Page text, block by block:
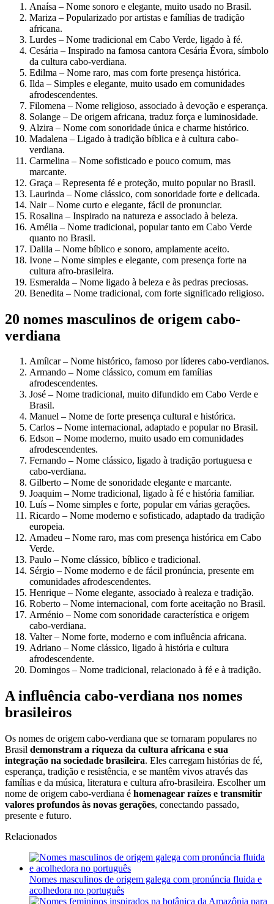
Anaísa – Nome sonoro e elegante, muito usado no Brasil.
Mariza – Popularizado por artistas e famílias de tradição
africana.
Lurdes – Nome tradicional em Cabo Verde, ligado à fé.
Cesária – Inspirado na famosa cantora Cesária Évora, símbolo
da cultura cabo-verdiana.
Edilma – Nome raro, mas com forte presença histórica.
Ilda – Simples e elegante, muito usado em comunidades
afrodescendentes.
Filomena – Nome religioso, associado à devoção e esperança.
Solange – De origem africana, traduz força e luminosidade.
Alzira – Nome com sonoridade única e charme histórico.
Madalena – Ligado à tradição bíblica e à cultura cabo-
verdiana.
Carmelina – Nome sofisticado e pouco comum, mas
marcante.
Graça – Representa fé e proteção, muito popular no Brasil.
Laurinda – Nome clássico, com sonoridade forte e delicada.
Nair – Nome curto e elegante, fácil de pronunciar.
Rosalina – Inspirado na natureza e associado à beleza.
Amélia – Nome tradicional, popular tanto em Cabo Verde
quanto no Brasil.
Dalila – Nome bíblico e sonoro, amplamente aceito.
Ivone – Nome simples e elegante, com presença forte na
cultura afro-brasileira.
Esmeralda – Nome ligado à beleza e às pedras preciosas.
Benedita – Nome tradicional, com forte significado religioso.
20 nomes masculinos de origem cabo-
verdiana
Amílcar – Nome histórico, famoso por líderes cabo-verdianos.
Armando – Nome clássico, comum em famílias
afrodescendentes.
José – Nome tradicional, muito difundido em Cabo Verde e
Brasil.
Manuel – Nome de forte presença cultural e histórica.
Carlos – Nome internacional, adaptado e popular no Brasil.
Edson – Nome moderno, muito usado em comunidades
afrodescendentes.
Fernando – Nome clássico, ligado à tradição portuguesa e
cabo-verdiana.
Gilberto – Nome de sonoridade elegante e marcante.
Joaquim – Nome tradicional, ligado à fé e história familiar.
Luís – Nome simples e forte, popular em várias gerações.
Ricardo – Nome moderno e sofisticado, adaptado da tradição
europeia.
Amadeu – Nome raro, mas com presença histórica em Cabo
Verde.
Paulo – Nome clássico, bíblico e tradicional.
Sérgio – Nome moderno e de fácil pronúncia, presente em
comunidades afrodescendentes.
Henrique – Nome elegante, associado à realeza e tradição.
Roberto – Nome internacional, com forte aceitação no Brasil.
Arménio – Nome com sonoridade característica e origem
cabo-verdiana.
Valter – Nome forte, moderno e com influência africana.
Adriano – Nome clássico, ligado à história e cultura
afrodescendente.
Domingos – Nome tradicional, relacionado à fé e à tradição.
A influência cabo-verdiana nos nomes
brasileiros
Os nomes de origem cabo-verdiana que se tornaram populares no
Brasil demonstram a riqueza da cultura africana e sua
integração na sociedade brasileira. Eles carregam histórias de fé,
esperança, tradição e resistência, e se mantêm vivos através das
famílias e da música, literatura e cultura afro-brasileira. Escolher um
nome de origem cabo-verdiana é homenagear raízes e transmitir
valores profundos às novas gerações, conectando passado,
presente e futuro.
Relacionados
Nomes masculinos de origem galega com pronúncia fluida e
acolhedora no português